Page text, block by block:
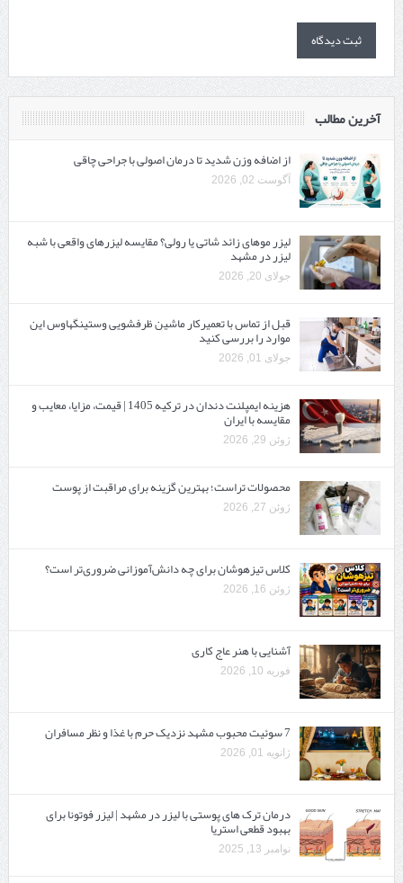
آخرین مطالب
از اضافه وزن شدید تا درمان اصولی با جراحی چاقی
آگوست 02, 2026
لیزر موهای زائد شاتی یا رولی؟ مقایسه لیزرهای واقعی با شبه‌
لیزر در مشهد
جولای 20, 2026
قبل از تماس با تعمیرکار ماشین ظرفشویی وستینگهاوس این
موارد را بررسی کنید
جولای 01, 2026
هزینه ایمپلنت دندان در ترکیه 1405 | قیمت، مزایا، معایب و
مقایسه با ایران
ژوئن 29, 2026
محصولات تراست؛ بهترین گزینه برای مراقبت از پوست
ژوئن 27, 2026
کلاس تیزهوشان برای چه دانش‌آموزانی ضروری‌تر است؟
ژوئن 16, 2026
آشنایی با هنر عاج کاری
فوریه 10, 2026
7 سوئیت محبوب مشهد نزدیک حرم با غذا و نظر مسافران
ژانویه 01, 2026
درمان ترک های پوستی با لیزر در مشهد | لیزر فوتونا برای
بهبود قطعی استریا
نوامبر 13, 2025